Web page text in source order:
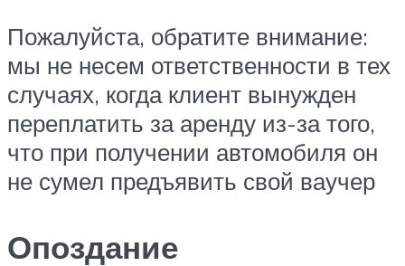
Пожалуйста, обратите внимание:
мы не несем ответственности в тех
случаях, когда клиент вынужден
переплатить за аренду из-за того,
что при получении автомобиля он
не сумел предъявить свой ваучер
Опоздание